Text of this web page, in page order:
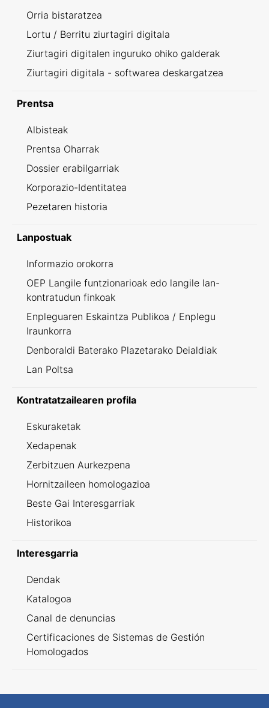
Orria bistaratzea
Lortu / Berritu ziurtagiri digitala
Ziurtagiri digitalen inguruko ohiko galderak
Ziurtagiri digitala - softwarea deskargatzea
Prentsa
Albisteak
Prentsa Oharrak
Dossier erabilgarriak
Korporazio-Identitatea
Pezetaren historia
Lanpostuak
Informazio orokorra
OEP Langile funtzionarioak edo langile lan-
kontratudun finkoak
Enpleguaren Eskaintza Publikoa / Enplegu
Iraunkorra
Denboraldi Baterako Plazetarako Deialdiak
Lan Poltsa
Kontratatzailearen profila
Eskuraketak
Xedapenak
Zerbitzuen Aurkezpena
Hornitzaileen homologazioa
Beste Gai Interesgarriak
Historikoa
Interesgarria
Dendak
Katalogoa
Canal de denuncias
Certificaciones de Sistemas de Gestión
Homologados